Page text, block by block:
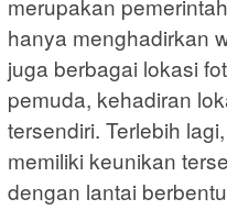
hanya menghadirkan
juga berbagai lokasi
pemuda, kehadiran
tersendiri. Terlebih
memiliki keunikan
dengan lantai